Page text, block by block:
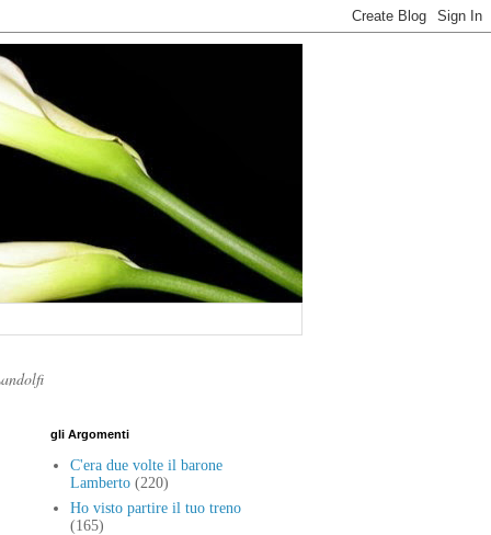
gli Argomenti
C'era due volte il barone
Lamberto (220)
Ho visto partire il tuo treno
(165)